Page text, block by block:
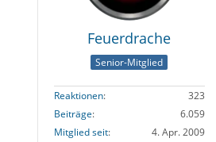
Feuerdrache
Senior-Mitglied
Reaktionen
323
Beiträge
6.059
Mitglied seit
4. Apr. 2009